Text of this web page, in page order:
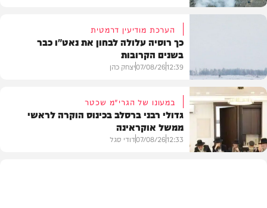
הערכת מודיעין דרמטית
כך רוסיה עלולה לבחון את נאט"ו כבר
בשנים הקרובות
12:39
07/08/26יצחק כהן
במעונו של הגרי"מ שכטר
גדולי רבני ברסלב בכינוס הוקרה לראשי
ממשל אוקראינה
12:33
07/08/26דודי סגל